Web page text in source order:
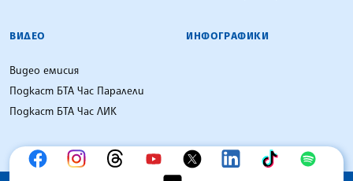
ВИДЕО
Видео емисия
Подкаст БТА Час Паралели
Подкаст БТА Час ЛИК
ИНФОГРАФИКИ